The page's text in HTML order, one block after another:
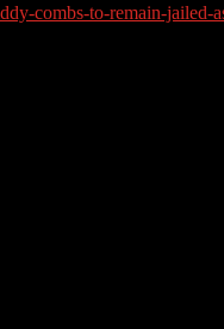
combs-to-remain-jailed-